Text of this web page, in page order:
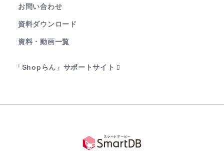
お問い合わせ
資料ダウンロード
資料・動画一覧
「Shopらん」サポートサイト